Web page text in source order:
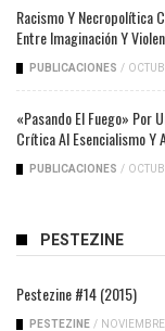
Racismo Y Necropolítica
Entre Imaginación Y
PUBLICACIONES /
«Pasando El Fuego» Por
Crítica Al Esencialismo Y
PUBLICACIONES /
PESTEZINE
Pestezine #14 (2015)
PESTEZINE /